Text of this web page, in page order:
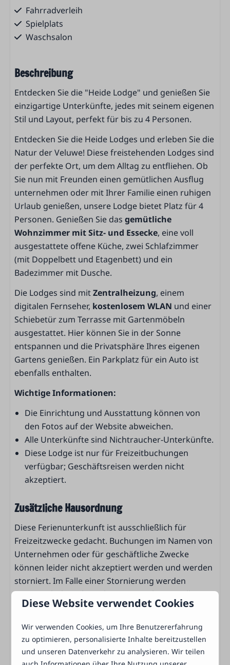
Fahrradverleih
Spielplats
Waschsalon
Beheitztes Freibad
Rezeption
Parkplätze
Kfz-Ladestation
Frühstücksservice
Wohnbereich
Sitzecke
Essecke
Schiebetür zur Terrasse
Fernseher
Rauchmelder
Rauchfrei
Küche
Dunstabzugshaube
Kühlschrank mit Gefrierfach
Vriezer
Kombi-Mikrowelle
Backofen
Kaffeemaschine (Filter)
Wasserkocher
Esstisch
Pfannen
Trinkgläser
Geschirr
Besteck
Keukengerei
Schlafzimmer
2 Schlafzimmer
Kinderbed (bij te bestellen)
Kleiderschrank
Kleiderbügel
Babybett
Badezimmer
Toilette
Beschreibung
Entdecken Sie die "Heide Lodge" und genießen Sie
einzigartige Unterkünfte, jedes mit seinem eigenen
Stil und Layout, perfekt für bis zu 4 Personen.
Entdecken Sie die Heide Lodges und erleben Sie die
Natur der Veluwe! Diese freistehenden Lodges sind
der perfekte Ort, um dem Alltag zu entfliehen. Ob
Sie nun mit Freunden einen gemütlichen Ausflug
unternehmen oder mit Ihrer Familie einen ruhigen
Urlaub genießen, unsere Lodge bietet Platz für 4
Personen. Genießen Sie das gemütliche
Wohnzimmer mit Sitz- und Essecke, eine voll
ausgestattete offene Küche, zwei Schlafzimmer
(mit Doppelbett und Etagenbett) und ein
Badezimmer mit Dusche.
Die Lodges sind mitZentralheizung, einem
digitalen Fernseher, kostenlosem WLAN und einer
Schiebetür zum Terrasse mit Gartenmöbeln
ausgestattet. Hier können Sie in der Sonne
entspannen und die Privatsphäre Ihres eigenen
Gartens genießen. Ein Parkplatz für ein Auto ist
ebenfalls enthalten.
Wichtige Informationen:
Die Einrichtung und Ausstattung können von
den Fotos auf der Website abweichen.
Alle Unterkünfte sind Nichtraucher-Unterkünfte.
Diese Lodge ist nur für Freizeitbuchungen
verfügbar; Geschäftsreisen werden nicht
akzeptiert.
Zusätzliche Hausordnung
Diese Ferienunterkunft ist ausschließlich für
Freizeitzwecke gedacht. Buchungen im Namen von
Unternehmen oder für geschäftliche Zwecke
können leider nicht akzeptiert werden und werden
storniert. Im Falle einer Stornierung werden
Stornogebühren berechnet. Um sicherzustellen,
dass unsere Unterkunft für alle Gäste in gutem
Kaution beträgt maximal €250 und dient als
Sicherheit für eventuelle Schäden oder fehlende
Gegenstände während des Aufenthalts. Wenn die
Diese Website verwendet Cookies
Wir verwenden Cookies, um Ihre Benutzererfahrung
zu optimieren, personalisierte Inhalte bereitzustellen
und unseren Datenverkehr zu analysieren. Wir teilen